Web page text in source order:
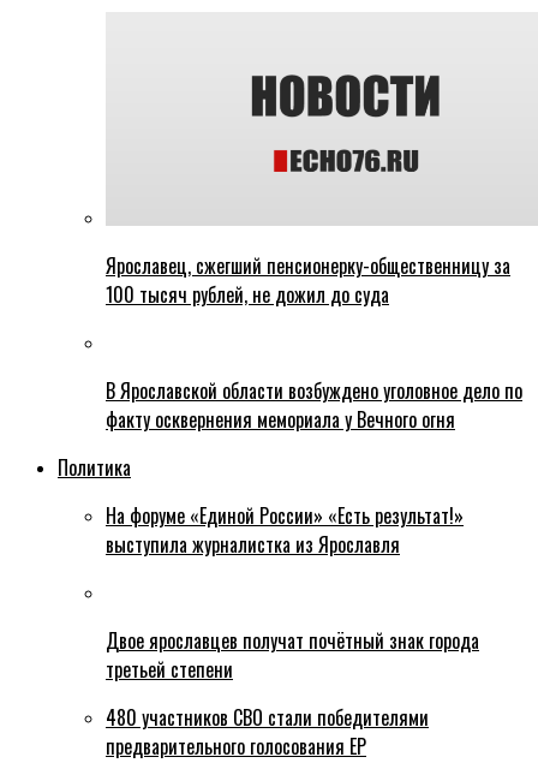
Ярославец, сжегший пенсионерку-общественницу за
100 тысяч рублей, не дожил до суда
В Ярославской области возбуждено уголовное дело по
факту осквернения мемориала у Вечного огня
Политика
На форуме «Единой России» «Есть результат!»
выступила журналистка из Ярославля
Двое ярославцев получат почётный знак города
третьей степени
480 участников СВО стали победителями
предварительного голосования ЕР